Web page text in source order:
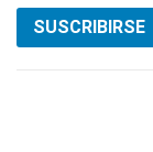
SUSCRIBIRSE